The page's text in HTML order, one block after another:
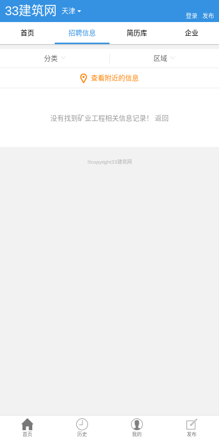
33建筑网 天津
登录 发布
首页 历史 我的 发布
首页 招聘信息 简历库 企业
分类 区域
查看附近的信息
没有找到矿业工程相关信息记录！ 返回
©copyright33建筑网